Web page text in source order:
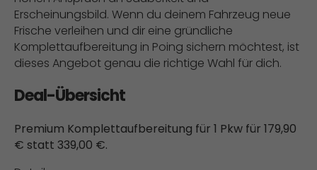
Erscheinungsbild. Wenn du deinem Fahrzeug neue
Frische verleihen und dir eine gründliche
Komplettaufbereitung in Poing sichern möchtest, ist
dieses Angebot genau die richtige Wahl für dich.
Deal-Übersicht
Premium Komplettaufbereitung für 1 Pkw für 179,90
€ statt 339,00 €.